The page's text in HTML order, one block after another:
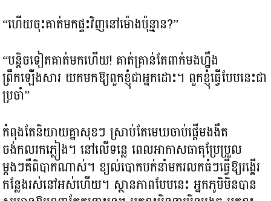
“ហើយចុះគាត់មកផ្ទះវិញនៅម៉ោងប៉ុន្មាន?”
“បន្តិចទៀតគាត់មកហើយ! គាត់គ្រាន់តែពាក់មងហ្នឹង
ព្រឹកឡើ់ងសារ យកមកឱ្យពួកខ្ញុំជាអ្នកដោះ។ ពួកខ្ញុំធ្វើបែបនេះជា
ប្រចាំ”
កំពុងតែនិយាយគ្នាសុខៗ ស្រាប់តែមេឃចាប់ផ្តើមងងឹត
ចង់កលរកភ្លៀង។ នៅលើទន្លេ ពេលអាកាសធាតុប្រែប្រួល
ម្តងៗគឺពិបាកណាស់។ ខ្យល់បោកបក់នាំមករលកធំៗធ្វើឱ្យរង្គើរ
កន្លែងរស់នៅអស់ហើយ។ ស្ថានភាពបែបនេះ អ្នកភូមិមិនបាន